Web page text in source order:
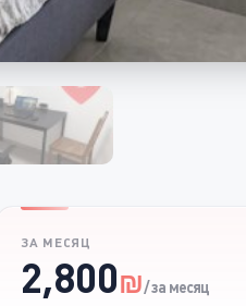
ЗА МЕСЯЦ
2,800₪/ за месяц